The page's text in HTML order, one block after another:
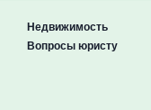
Недвижимость
Вопросы юристу